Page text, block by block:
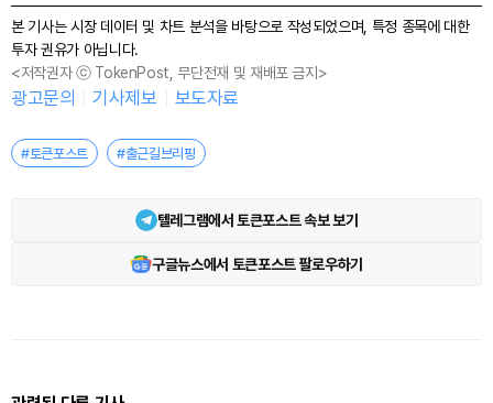
본 기사는 시장 데이터 및 차트 분석을 바탕으로 작성되었으며, 특정 종목에 대한
투자 권유가 아닙니다.
<저작권자 ⓒ TokenPost, 무단전재 및 재배포 금지>
광고문의 기사제보 보도자료
#토큰포스트 #출근길브리핑
텔레그램에서 토큰포스트 속보 보기
구글뉴스에서 토큰포스트 팔로우하기